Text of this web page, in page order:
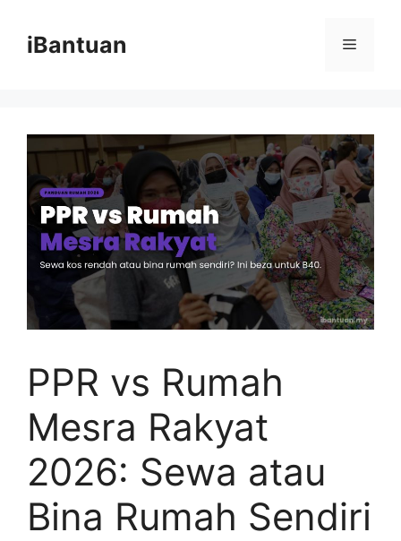
contentiBantuan Menu
PPR vs Rumah
Mesra Rakyat
2026: Sewa atau
Bina Rumah Sendiri